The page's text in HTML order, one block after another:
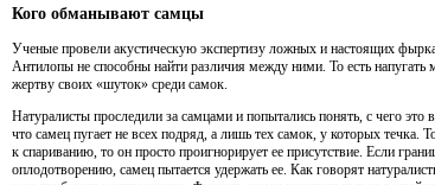
Кого обманывают самцы
Ученые провели акустическую экспертизу ложных и настоящих
Антилопы не способны найти различия между ними. То есть
жертву своих «шуток» среди самок.
Натуралисты проследили за самцами и попытались понять, с чего
что самец пугает не всех подряд, а лишь тех самок, у которых течка.
к спариванию, то он просто проигнорирует ее присутствие. Если
оплодотворению, самец пытается удержать ее. Как говорят